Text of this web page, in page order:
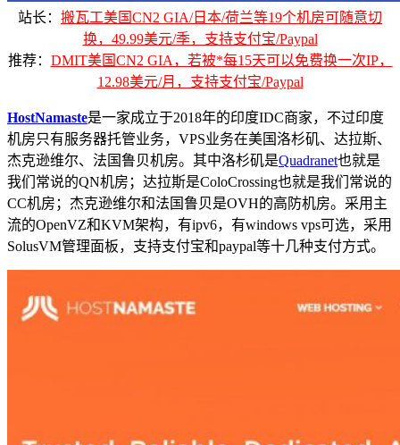
站长： 搬瓦工美国CN2 GIA/日本/荷兰等19个机房可随意切
换，49.99美元/季，支持支付宝/Paypal
推荐： DMIT美国CN2 GIA，若被*每15天可以免费换一次IP，
12.98美元/月，支持支付宝/Paypal
HostNamaste是一家成立于2018年的印度IDC商家，不过印度
机房只有服务器托管业务，VPS业务在美国洛杉矶、达拉斯、
杰克逊维尔、法国鲁贝机房。其中洛杉矶是Quadranet也就是
我们常说的QN机房；达拉斯是ColoCrossing也就是我们常说的
CC机房；杰克逊维尔和法国鲁贝是OVH的高防机房。采用主
流的OpenVZ和KVM架构，有ipv6，有windows vps可选，采用
SolusVM管理面板，支持支付宝和paypal等十几种支付方式。